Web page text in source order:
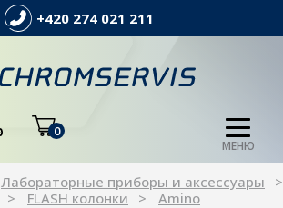
+420 274 021 211
0
МЕНЮ
Лабораторные приборы и аксессуары
FLASH колонки Amino